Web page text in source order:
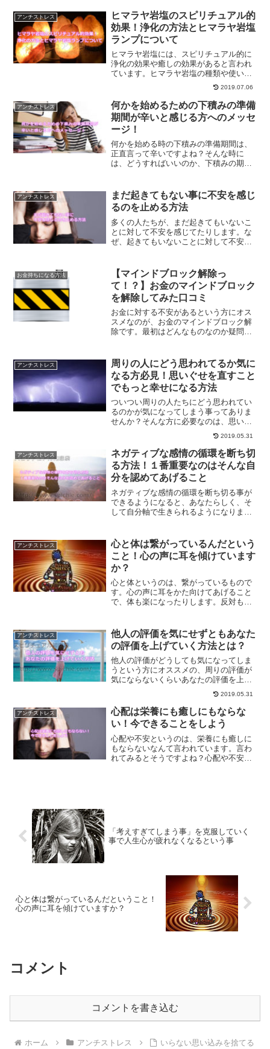
に持って生きることの大切さについてで
す。
アンチストレス
ヒマラヤ岩塩のスピリチュアル的
効果！浄化の方法とヒマラヤ岩塩
ランプについて
ヒマラヤ岩塩には、スピリチュアル的に
浄化の効果や癒しの効果があると言われ
ています。ヒマラヤ岩塩の種類や使い
方、浄化の方法について、またヒマラヤ
岩塩のランプについて、ご紹介します。
2019.07.06
アンチストレス
何かを始めるための下積みの準備
期間が辛いと感じる方へのメッセ
ージ！
何かを始める時の下積みの準備期間は、
正直言って辛いですよね？そんな時に
は、どうすればいいのか、下積みの期間
アンチストレス
まだ起きてもない事に不安を感じ
るのを止める方法
多くの人たちが、まだ起きてもいないこ
とに対して不安を感じてたりします。な
ぜ、起きてもいないことに対して不安を
法です。
お金持ちになる方法
【マインドブロック解除っ
て！？】お金のマインドブロック
を解除してみた口コミ
お金に対する不安があるという方にオス
スメなのが、お金のマインドブロック解
除です。最初はどんなものなのか疑問で
ク解除とは？
アンチストレス
周りの人にどう思われてるか気に
なる方必見！思いぐせを直すこと
でもっと幸せになる方法
ついつい周りの人たちにどう思われてい
るのかが気になってしまう事ってありま
せんか？そんな方に必要なのは、思いぐ
せを直す事です。自分主体で生きて行く
ことができると、もっと楽に生きる事が
出来ます。幸せな人生を送る方法につい
て解説します。
2019.05.31
アンチストレス
ネガティブな感情の循環を断ち切
る方法！１番重要なのはそんな自
分を認めてあげること
ネガティブな感情の循環を断ち切る事が
できるようになると、あなたらしく、そ
して自分軸で生きられるようになりま
大切な自分を認めてあげる事について解
説します。
アンチストレス
心と体は繋がっているんだという
こと！心の声に耳を傾けています
か？
心と体というのは、繋がっているもので
す。心の声に耳をかた向けてあげること
で、体も楽になったりします。反対も同
耳を傾けてあげることについて、解説し
ていきます。
アンチストレス
他人の評価を気にせずともあなた
の評価を上げていく方法とは？
他人の評価がどうしても気になってしま
うという方にオススメの、周りの評価が
気にならないくらいあなたの評価を上げ
ていくためにはどうしたらいいのかにつ
いて、いますぐ始められることをご紹介
していきます。
2019.05.31
アンチストレス
心配は栄養にも癒しにもならな
い！今できることをしよう
心配や不安というのは、栄養にも癒しに
もならないなんて言われています。言わ
れてみるとそうですよね？心配や不安に
「考えすぎてしまう事」を克服していく
事で人生心が疲れなくなるという事
心と体は繋がっているんだということ！
心の声に耳を傾けていますか？
コメント
コメントを書き込む
ホーム アンチストレス いらない思い込みを捨てる